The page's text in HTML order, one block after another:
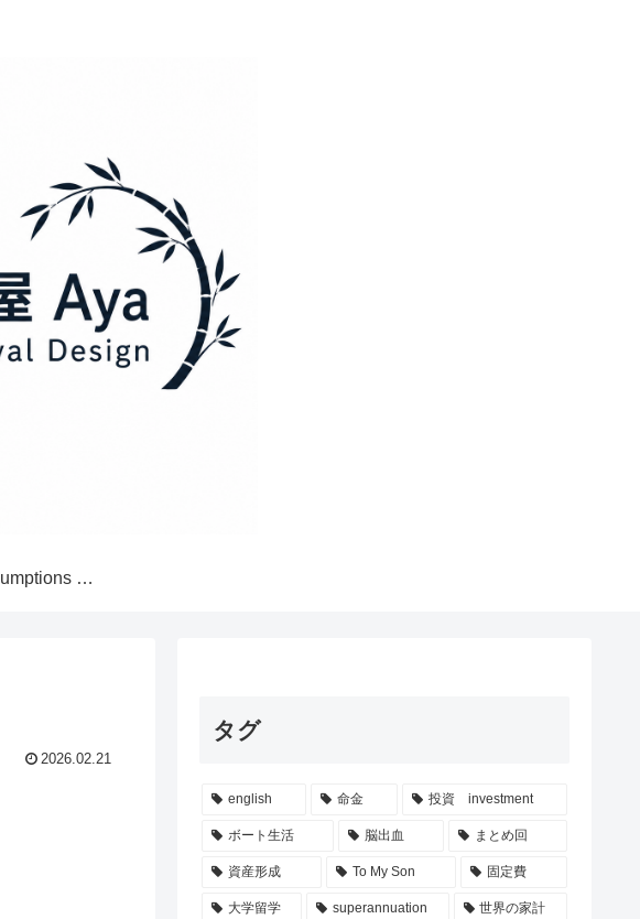
１ 前提Assumptions 構造Structure 世界 World
2026.02.21
タグ
english 命金 投資 investment
ボート生活 脳出血 まとめ回
資産形成 To My Son 固定費
大学留学 superannuation 世界の家計